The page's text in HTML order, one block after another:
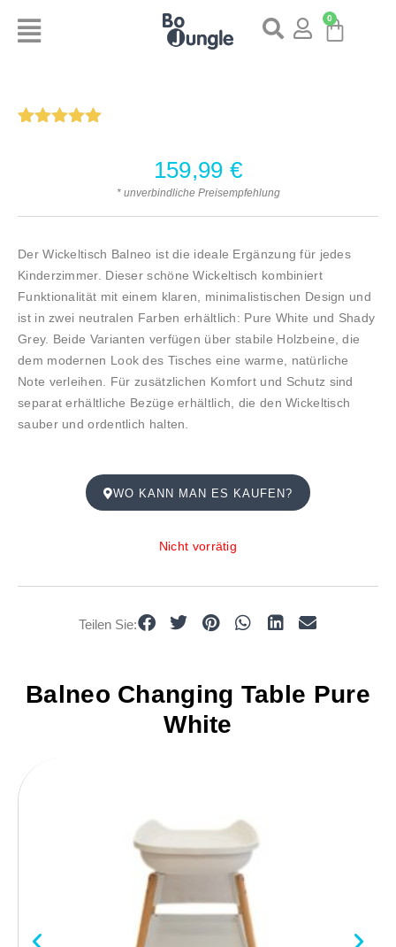
0
Balneo Changing Table Pure
White
Kundenbewertung
159,99 €
* unverbindliche Preisempfehlung
Der Wickeltisch Balneo ist die ideale Ergänzung für jedes
Kinderzimmer. Dieser schöne Wickeltisch kombiniert
Funktionalität mit einem klaren, minimalistischen Design und
ist in zwei neutralen Farben erhältlich: Pure White und Shady
Grey. Beide Varianten verfügen über stabile Holzbeine, die
dem modernen Look des Tisches eine warme, natürliche
Note verleihen. Für zusätzlichen Komfort und Schutz sind
separat erhältliche Bezüge erhältlich, die den Wickeltisch
sauber und ordentlich halten.
WO KANN MAN ES KAUFEN?
Nicht vorrätig
Teilen Sie: